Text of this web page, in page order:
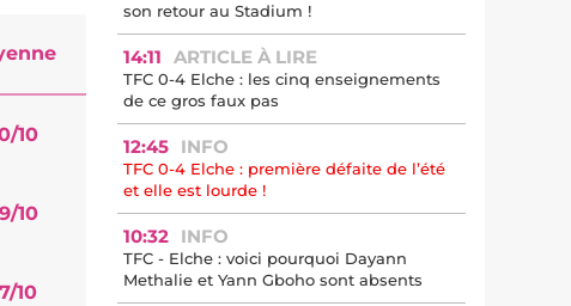
/10
/10
/10
son retour au Stadium !
14:11 ARTICLE À LIRE
TFC 0-4 Elche : les cinq enseignements
de ce gros faux pas
12:45 INFO
TFC 0-4 Elche : première défaite de l’été
et elle est lourde !
10:32 INFO
TFC - Elche : voici pourquoi Dayann
Methalie et Yann Gboho sont absents